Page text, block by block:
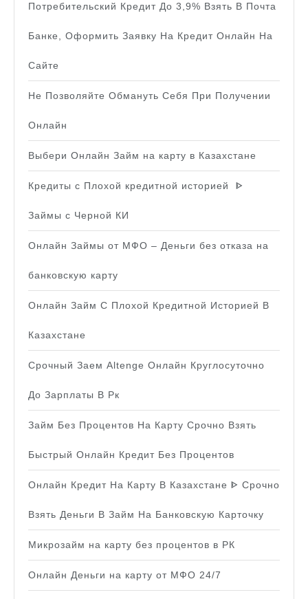
Потребительский Кредит До 3,9% Взять В Почта
Банке, Оформить Заявку На Кредит Онлайн На
Сайте
Не Позволяйте Обмануть Себя При Получении
Онлайн
Выбери Онлайн Займ на карту в Казахстане
Кредиты с Плохой кредитной историей ️ ᐈ
Займы с Черной КИ
Онлайн Займы от МФО – Деньги без отказа на
банковскую карту
Онлайн Займ С Плохой Кредитной Историей В
Казахстане
Срочный Заем Altenge Онлайн Круглосуточно
До Зарплаты В Рк
Займ Без Процентов На Карту Срочно Взять
Быстрый Онлайн Кредит Без Процентов
Онлайн Кредит На Карту В Казахстане ᐈ Срочно
Взять Деньги В Займ На Банковскую Карточку
Микрозайм на карту без процентов в РК
Онлайн Деньги на карту от МФО 24/7